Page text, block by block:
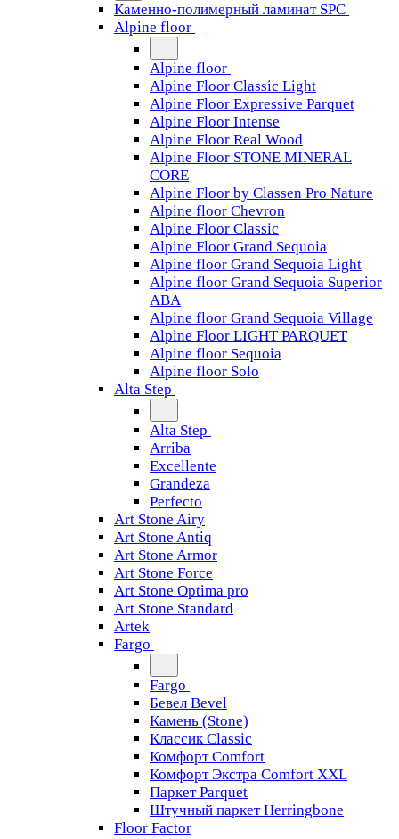
Каменно-полимерный ламинат SPC
Alpine floor
Alpine floor
Alpine Floor Classic Light
Alpine Floor Expressive Parquet
Alpine Floor Intense
Alpine Floor Real Wood
Alpine Floor STONE MINERAL
CORE
Alpine Floor by Classen Pro Nature
Alpine floor Chevron
Alpine Floor Classic
Alpine Floor Grand Sequoia
Alpine floor Grand Sequoia Light
Alpine floor Grand Sequoia Superior
ABA
Alpine floor Grand Sequoia Village
Alpine Floor LIGHT PARQUET
Alpine floor Sequoia
Alpine floor Solo
Alta Step
Alta Step
Arriba
Excellente
Grandeza
Perfecto
Art Stone Airy
Art Stone Antiq
Art Stone Armor
Art Stone Force
Art Stone Optima pro
Art Stone Standard
Artek
Fargo
Fargo
Бевел Bevel
Камень (Stone)
Классик Classic
Комфорт Comfort
Комфорт Экстра Comfort XXL
Паркет Parquet
Штучный паркет Herringbone
Floor Factor